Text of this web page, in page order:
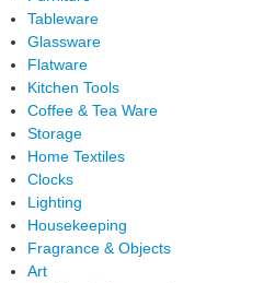
Tableware
Glassware
Flatware
Kitchen Tools
Coffee & Tea Ware
Storage
Home Textiles
Clocks
Lighting
Housekeeping
Fragrance & Objects
Art